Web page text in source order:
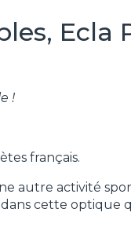
Ecla
!
français.
autre activité
cette